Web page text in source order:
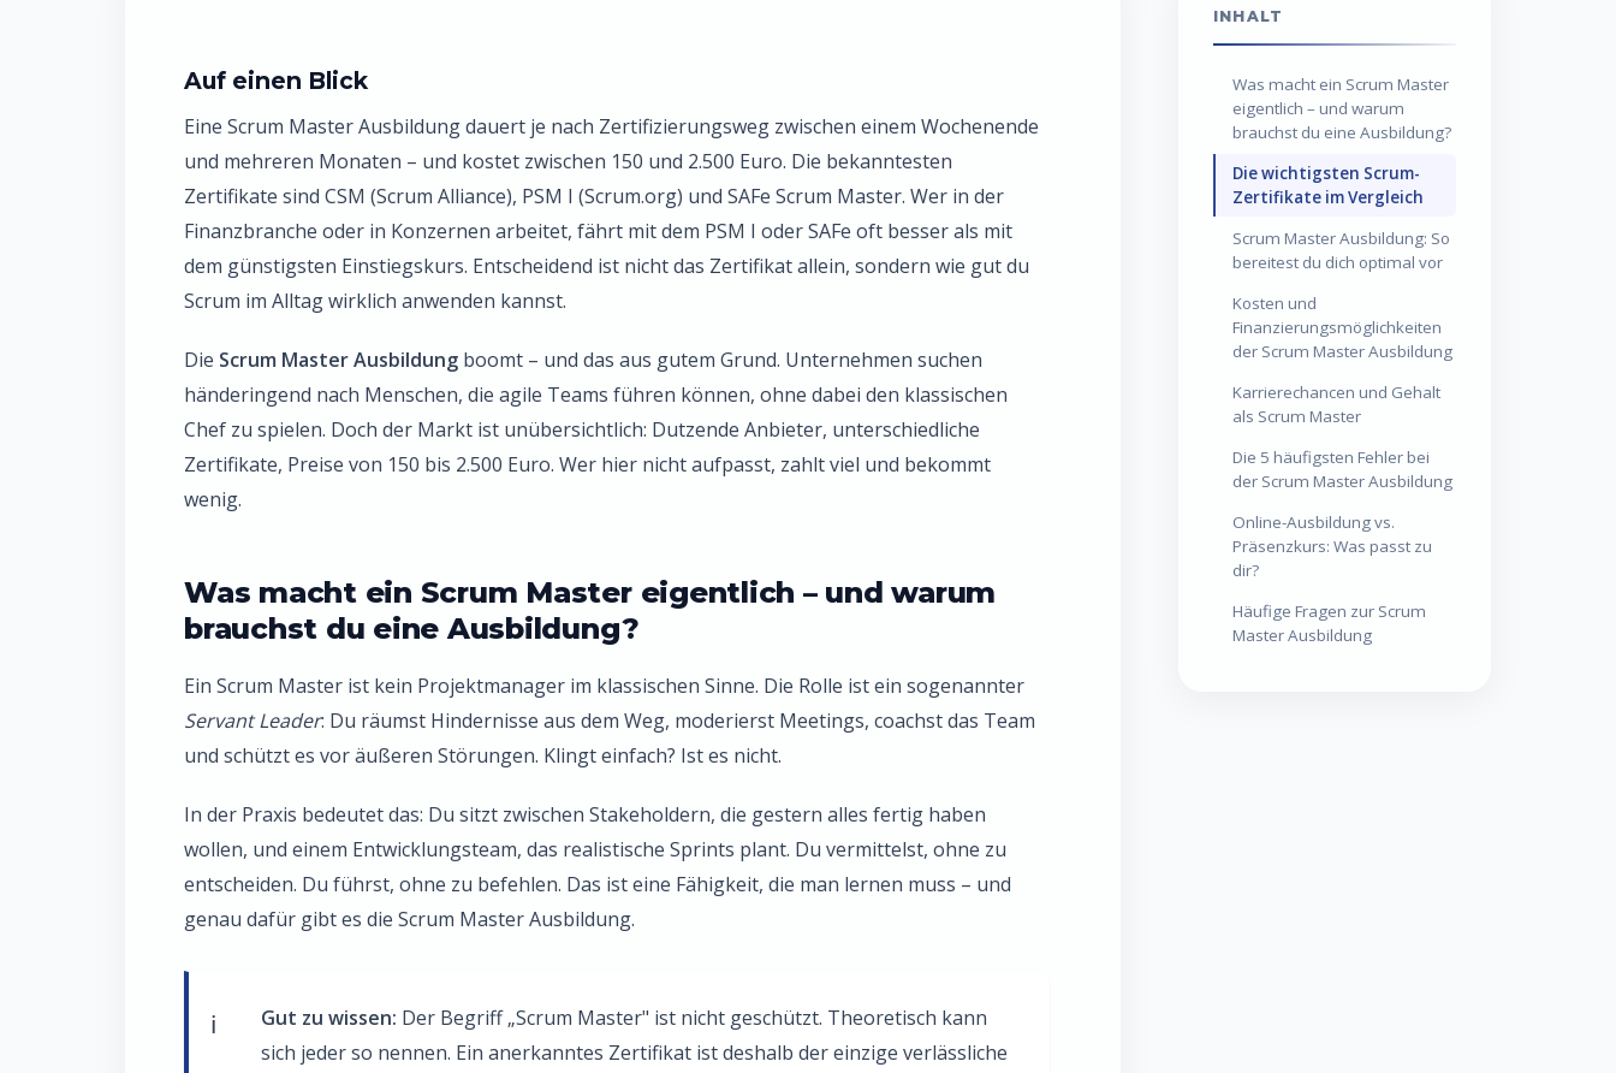
Auf einen Blick
Eine Scrum Master Ausbildung dauert je nach Zertifizierungsweg zwischen einem Wochenende
und mehreren Monaten – und kostet zwischen 150 und 2.500 Euro. Die bekanntesten
Zertifikate sind CSM (Scrum Alliance), PSM I (Scrum.org) und SAFe Scrum Master. Wer in der
Finanzbranche oder in Konzernen arbeitet, fährt mit dem PSM I oder SAFe oft besser als mit
dem günstigsten Einstiegskurs. Entscheidend ist nicht das Zertifikat allein, sondern wie gut du
Scrum im Alltag wirklich anwenden kannst.
Die Scrum Master Ausbildung boomt – und das aus gutem Grund. Unternehmen suchen
händeringend nach Menschen, die agile Teams führen können, ohne dabei den klassischen
Chef zu spielen. Doch der Markt ist unübersichtlich: Dutzende Anbieter, unterschiedliche
Zertifikate, Preise von 150 bis 2.500 Euro. Wer hier nicht aufpasst, zahlt viel und bekommt
wenig.
Was macht ein Scrum Master eigentlich – und warum
brauchst du eine Ausbildung?
Ein Scrum Master ist kein Projektmanager im klassischen Sinne. Die Rolle ist ein sogenannter
Servant Leader: Du räumst Hindernisse aus dem Weg, moderierst Meetings, coachst das Team
und schützt es vor äußeren Störungen. Klingt einfach? Ist es nicht.
In der Praxis bedeutet das: Du sitzt zwischen Stakeholdern, die gestern alles fertig haben
wollen, und einem Entwicklungsteam, das realistische Sprints plant. Du vermittelst, ohne zu
entscheiden. Du führst, ohne zu befehlen. Das ist eine Fähigkeit, die man lernen muss – und
genau dafür gibt es die Scrum Master Ausbildung.
Gut zu wissen: Der Begriff „Scrum Master" ist nicht geschützt. Theoretisch kann
sich jeder so nennen. Ein anerkanntes Zertifikat ist deshalb der einzige verlässliche
INHALT
Was macht ein Scrum
Master eigentlich – und
warum brauchst du eine
Die wichtigsten Scrum-
Scrum Master Ausbildung: So
Kosten und
Finanzierungsmöglichkeiten
Karrierechancen und Gehalt
Die 5 häufigsten Fehler bei
Online-Ausbildung vs.
Präsenzkurs: Was passt zu
Häufige Fragen zur Scrum